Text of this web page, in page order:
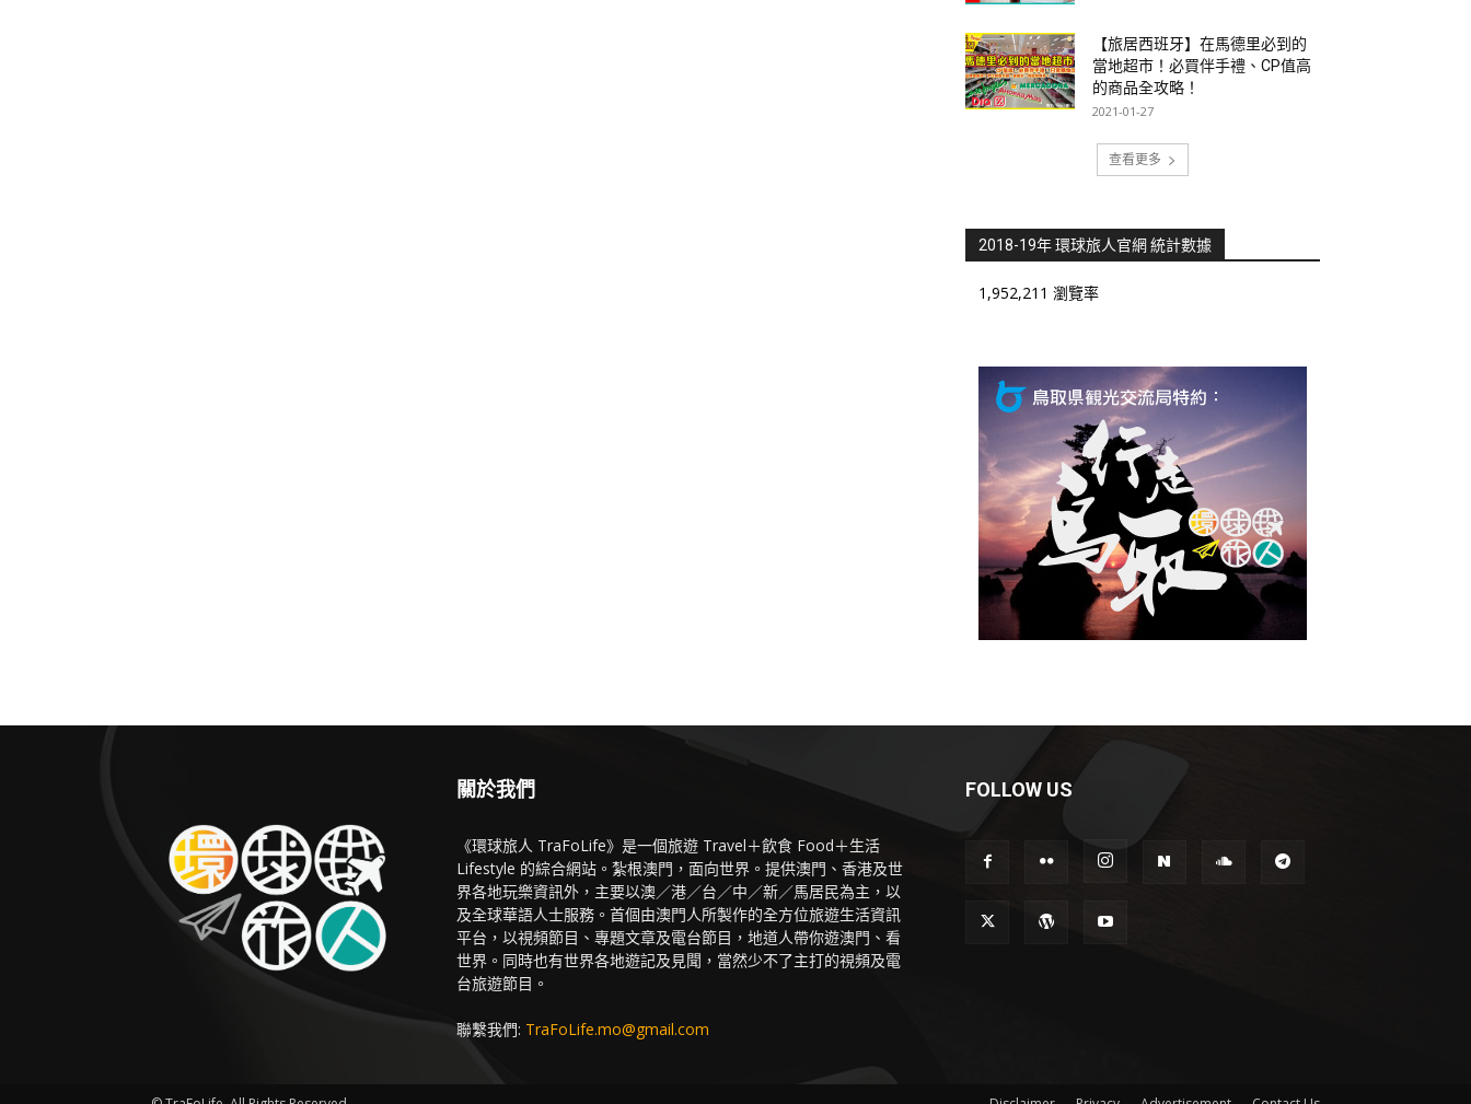
【旅居西班牙】在馬德里必到的
當地超市！必買伴手禮、CP值高
的商品全攻略！
2021-01-27
查看更多
2018-19年 環球旅人官網 統計數據
1,952,211 瀏覽率
關於我們
《環球旅人 TraFoLife》是一個旅遊 Travel＋飲食 Food＋生活
Lifestyle 的綜合網站。紮根澳門，面向世界。提供澳門、香港及世
界各地玩樂資訊外，主要以澳／港／台／中／新／馬居民為主，以
及全球華語人士服務。首個由澳門人所製作的全方位旅遊生活資訊
平台，以視頻節目、專題文章及電台節目，地道人帶你遊澳門、看
世界。同時也有世界各地遊記及見聞，當然少不了主打的視頻及電
台旅遊節目。
聯繫我們: TraFoLife.mo@gmail.com
FOLLOW US